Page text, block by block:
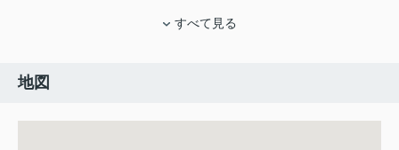
すべて見る
地図